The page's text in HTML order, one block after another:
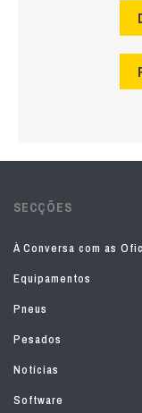
SECÇÕES
À Conversa com as
Equipamentos
Pneus
Pesados
Notícias
Software